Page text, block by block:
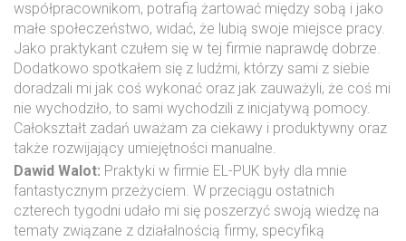
współpracownikom, potrafią żartować między sobą i jako
małe społeczeństwo, widać, że lubią swoje miejsce pracy.
Jako praktykant czułem się w tej firmie naprawdę dobrze.
Dodatkowo spotkałem się z ludźmi, którzy sami z siebie
doradzali mi jak coś wykonać oraz jak zauważyli, że coś mi
nie wychodziło, to sami wychodzili z inicjatywą pomocy.
Całokształt zadań uważam za ciekawy i produktywny oraz
także rozwijający umiejętności manualne.
Dawid Walot: Praktyki w firmie EL-PUK były dla mnie
fantastycznym przeżyciem. W przeciągu ostatnich
czterech tygodni udało mi się poszerzyć swoją wiedzę na
tematy związane z działalnością firmy, specyfiką